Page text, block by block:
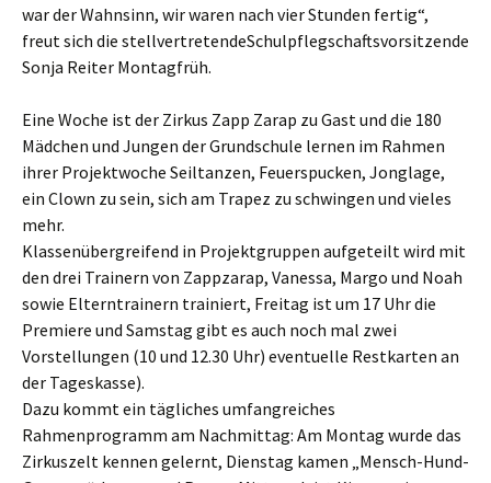
war der Wahnsinn, wir waren nach vier Stunden fertig“,
freut sich die stellvertretendeSchulpflegschaftsvorsitzende
Sonja Reiter Montagfrüh.
Eine Woche ist der Zirkus Zapp Zarap zu Gast und die 180
Mädchen und Jungen der Grundschule lernen im Rahmen
ihrer Projektwoche Seiltanzen, Feuerspucken, Jonglage,
ein Clown zu sein, sich am Trapez zu schwingen und vieles
mehr.
Klassenübergreifend in Projektgruppen aufgeteilt wird mit
den drei Trainern von Zappzarap, Vanessa, Margo und Noah
sowie Elterntrainern trainiert, Freitag ist um 17 Uhr die
Premiere und Samstag gibt es auch noch mal zwei
Vorstellungen (10 und 12.30 Uhr) eventuelle Restkarten an
der Tageskasse).
Dazu kommt ein tägliches umfangreiches
Rahmenprogramm am Nachmittag: Am Montag wurde das
Zirkuszelt kennen gelernt, Dienstag kamen „Mensch-Hund-